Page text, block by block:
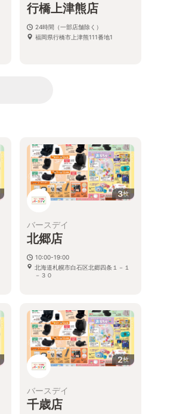
行橋上津熊店
24時間（一部店舗除く）
福岡県行橋市上津熊111番地1
3枚
バースデイ
北郷店
10:00-19:00
北海道札幌市白石区北郷四条１－１
－３０
2枚
バースデイ
千歳店